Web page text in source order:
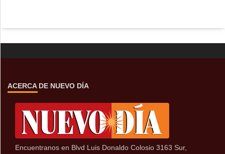
ACERCA DE NUEVO DÍA
Encuentranos en Blvd Luis Donaldo Colosio 3163 Sur,